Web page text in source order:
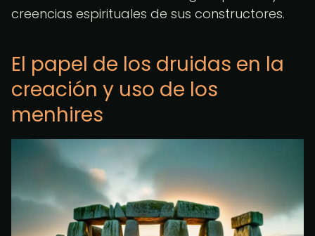
creencias espirituales de sus constructores.
El papel de los druidas en la
creación y uso de los
menhires